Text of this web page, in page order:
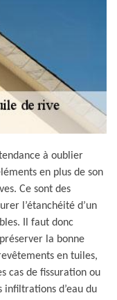
à oublier
en plus de son
Ce sont des
l’étanchéité d’un
Il faut donc
la bonne
en tuiles,
cas de fissuration ou
d’eau du